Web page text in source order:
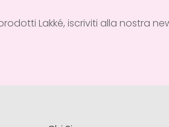
Lakké, iscriviti alla nostra